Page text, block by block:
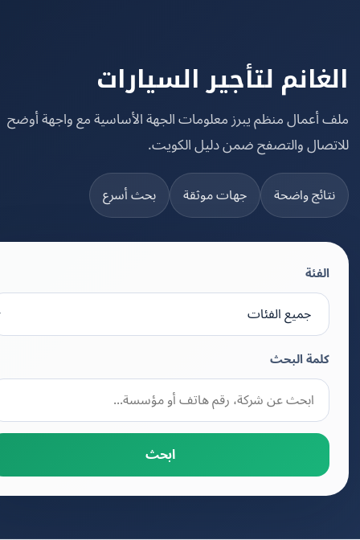
لتأجير السيارات
منظم يبرز معلومات الجهة الأساسية مع واجهة أوضح
والتصفح ضمن دليل الكويت.
واضحة جهات موثقة بحث أسرع
كلمة البحث
ابحث